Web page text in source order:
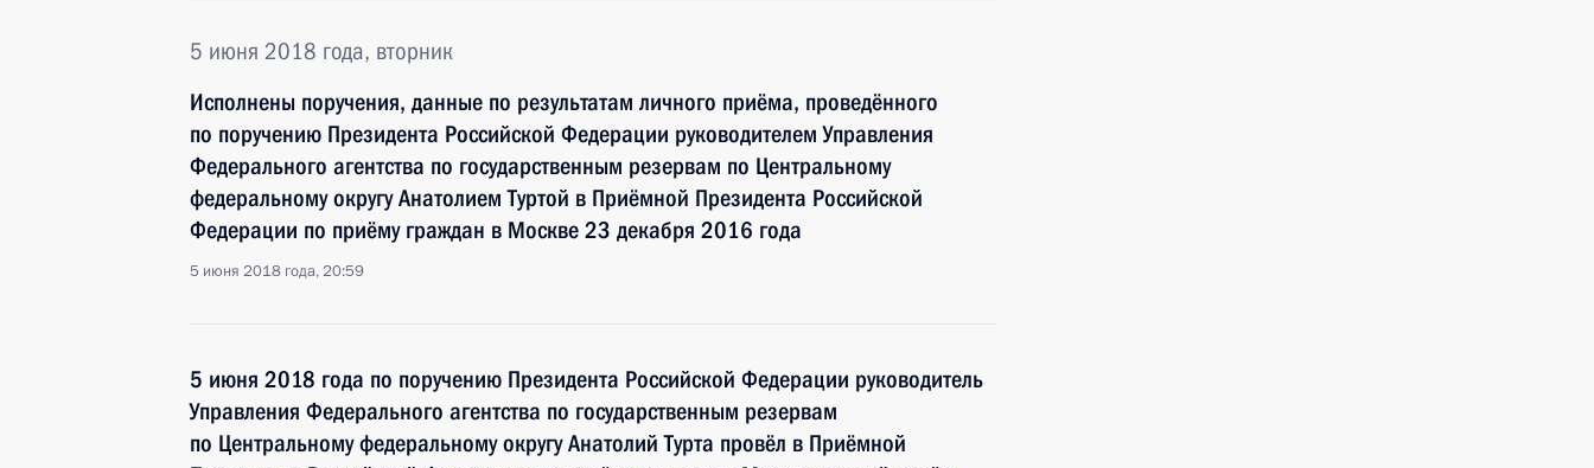
5 июня 2018 года, вторник
Исполнены поручения, данные по результатам личного приёма, проведённого
по поручению Президента Российской Федерации руководителем Управления
Федерального агентства по государственным резервам по Центральному
федеральному округу Анатолием Туртой в Приёмной Президента Российской
Федерации по приёму граждан в Москве 23 декабря 2016 года
5 июня 2018 года, 20:59
5 июня 2018 года по поручению Президента Российской Федерации руководитель
Управления Федерального агентства по государственным резервам
по Центральному федеральному округу Анатолий Турта провёл в Приёмной